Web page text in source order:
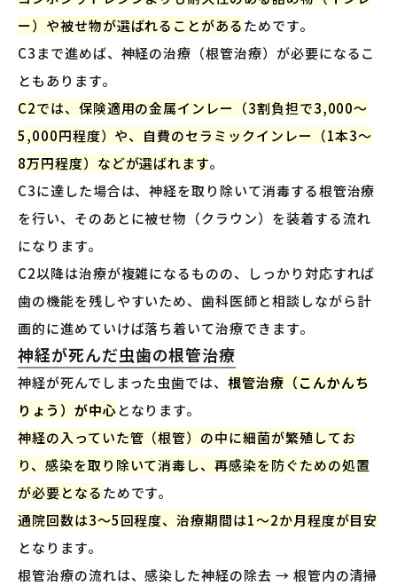
ー）や被せ物が選ばれることがあるためです。
C3まで進めば、神経の治療（根管治療）が必要になるこ
ともあります。
C2では、保険適用の金属インレー（3割負担で3,000〜
5,000円程度）や、自費のセラミックインレー（1本3〜
8万円程度）などが選ばれます。
C3に達した場合は、神経を取り除いて消毒する根管治療
を行い、そのあとに被せ物（クラウン）を装着する流れ
になります。
C2以降は治療が複雑になるものの、しっかり対応すれば
歯の機能を残しやすいため、歯科医師と相談しながら計
画的に進めていけば落ち着いて治療できます。
神経が死んだ虫歯の根管治療
神経が死んでしまった虫歯では、根管治療（こんかんち
りょう）が中心となります。
神経の入っていた管（根管）の中に細菌が繁殖してお
り、感染を取り除いて消毒し、再感染を防ぐための処置
が必要となるためです。
通院回数は3〜5回程度、治療期間は1〜2か月程度が目安
となります。
根管治療の流れは、感染した神経の除去 → 根管内の清掃